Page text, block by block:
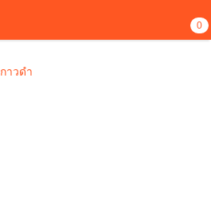
0
กาวดำ